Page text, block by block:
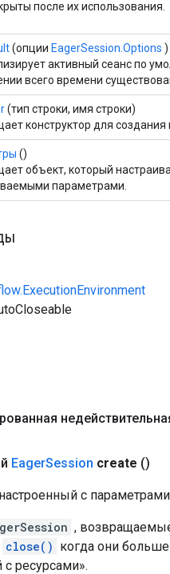
после их использования.
(опции EagerSession.Options )
активный сеанс по
всего времени
(тип строки, имя строки)
конструктор для
()
объект, который
параметрами.
EagerSession create ()
с
,
close() когда они
с ресурсами».